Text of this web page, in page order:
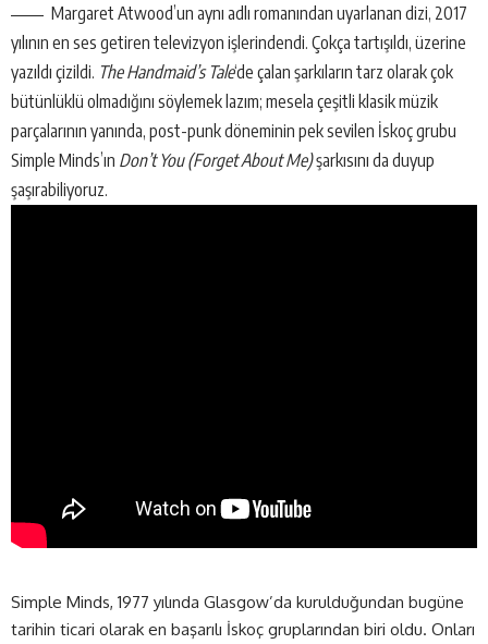
Margaret Atwood’un aynı adlı romanından uyarlanan dizi, 2017
yılının en ses getiren televizyon işlerindendi. Çokça tartışıldı, üzerine
yazıldı çizildi. The Handmaid’s Tale‘de çalan şarkıların tarz olarak çok
bütünlüklü olmadığını söylemek lazım; mesela çeşitli klasik müzik
parçalarının yanında, post-punk döneminin pek sevilen İskoç grubu
Simple Minds’ın Don’t You (Forget About Me)şarkısını da duyup
şaşırabiliyoruz.
Simple Minds, 1977 yılında Glasgow’da kurulduğundan bugüne
tarihin ticari olarak en başarılı İskoç gruplarından biri oldu. Onları